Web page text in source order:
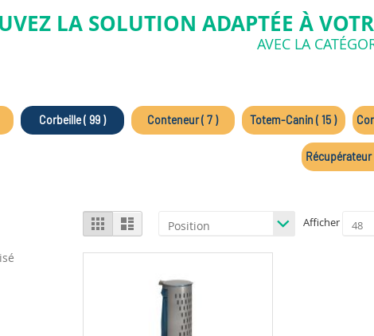
LA SOLUTION ADAPTÉE À
AVEC LA
Corbeille ( 99 ) Conteneur ( 7 ) Totem-Canin ( 15 )
Récupérateur
View
as
Grid List Afficher